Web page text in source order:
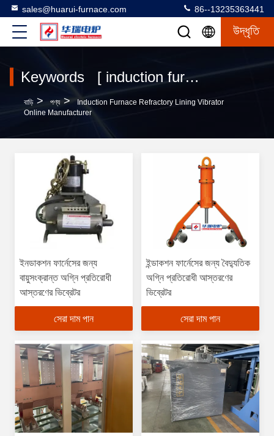
sales@huarui-furnace.com 86--13235363441
উদ্ধৃতি
Keywords [ induction furnace refractory lining vibrator ] Match 36 পণ্য
বাড়ি > পণ্য >
Induction Furnace Refractory Lining Vibrator
Online Manufacturer
ইনডাকশন ফার্নেসের জন্য
বায়ুসংক্রান্ত অগ্নি প্রতিরোধী
আস্তরণের ভিব্রেটর
সেরা দাম পান
ইন্ডাকশন ফার্নেসের জন্য বৈদ্যুতিক
অগ্নি প্রতিরোধী আস্তরণের
ভিব্রেটর
সেরা দাম পান